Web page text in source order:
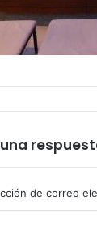
de correo